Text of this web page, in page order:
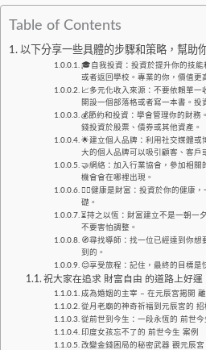
Table of Contents
以下分享一些具體的步驟和策略，幫助
🎓自我投資：投資於提升你的技
或者返回學校。專業的你，價值更
📈多元化收入來源：不要依賴單一
開設一個部落格或者寫一本書。投
💰節約和投資：學會管理你的財務
錢投資於股票、債券或其他資產。
🌟建立個人品牌：利用社交媒體或
大的個人品牌可以吸引顧客、客戶
🤝網絡：加入行業協會，參加相關
機會會在哪裡出現。
🏋️‍♂️健康是財富：投資於你的健康
礎。
⏳持之以恆：財富建立不是一朝一
不要害怕調整。
🧭尋找導師：找一位已經達到你
到的。
😊享受旅程：記住，最終的目標是
祝大家在追求 財富自由 的道路上好運
成為婚姻的主宰 – 在元辰宮揭開 離
從月老廟的神奇祈福到元辰宮的
從前世到今生：一段永恆的 前世今
印度女孩忘不了的 前世今生 案例
改變金錢困局的秘密武器 觀元辰宮